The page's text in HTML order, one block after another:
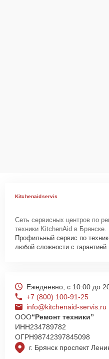
Kitchenaidservis
Сеть сервисных центров по
техники KitchenAid в Брянске.
Профильный сервис по
любой сложности с гарантией
г. Брянск проспект
Ежедневно, с 10:00 до
+7 (800) 100-91-25
info@kitchenaid-servis.ru
ООО“Ремонт техники”
ИНН234789782
ОГРН98742397845098